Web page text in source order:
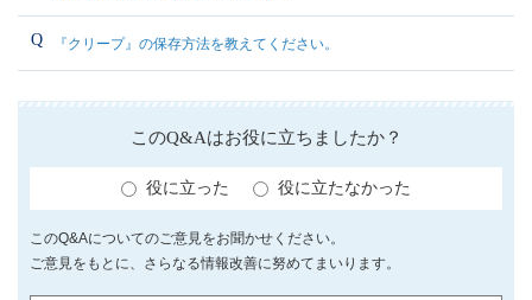
『クリープ』の保存方法を教えてください。
このQ&Aはお役に立ちましたか？
役に立った 役に立たなかった
このQ&Aについてのご意見をお聞かせください。
ご意見をもとに、さらなる情報改善に努めてまいります。